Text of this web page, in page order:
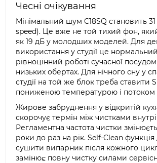
Чесні очікування
Мінімальний шум C18SQ становить
speed). Це вже не той тихий фон,
як 19 дБ у молодших моделей. Для
використання у студії це
рівноцінний роботі сучасної
низьких обертах. Для нічного сну у
студії на той же блок треба ставити
пониженою температурою і потоком
Жирове забруднення у відкритій
скорочує термін між чистками
Регламентна частота чистки
роки до раз на рік. Self-Clean
сушити випарник після кожного
замінює повну чистку силами